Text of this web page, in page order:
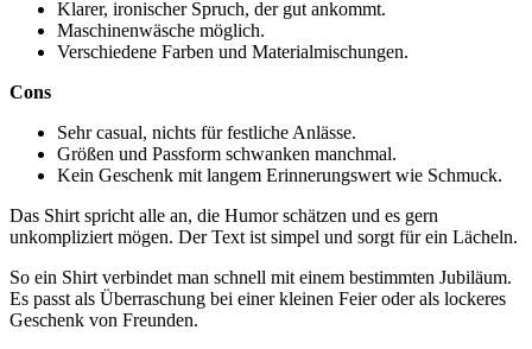
Klarer, ironischer Spruch, der gut ankommt.
Maschinenwäsche möglich.
Verschiedene Farben und Materialmischungen.
Cons
Sehr casual, nichts für festliche Anlässe.
Größen und Passform schwanken manchmal.
Kein Geschenk mit langem Erinnerungswert wie Schmuck.
Das Shirt spricht alle an, die Humor schätzen und es gern
unkompliziert mögen. Der Text ist simpel und sorgt für ein Lächeln.
So ein Shirt verbindet man schnell mit einem bestimmten Jubiläum.
Es passt als Überraschung bei einer kleinen Feier oder als lockeres
Geschenk von Freunden.